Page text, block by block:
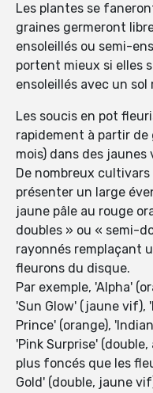
Les plantes se
graines germeront
ensoleillés ou semi-
portent mieux si elles
ensoleillés avec un
Les soucis en pot
rapidement à partir de
mois) dans des
De nombreux
présenter un large
jaune pâle au rouge
doubles » ou « semi-
rayonnés remplaçant
fleurons du disque.
Par exemple, 'Alpha'
'Sun Glow' (jaune vif),
Prince' (orange),
'Pink Surprise'
plus foncés que les
Gold' (double, jaune